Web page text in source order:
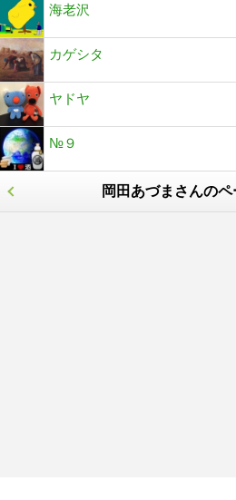
海老沢
カゲシタ
ヤドヤ
№９
岡田あづまさんの